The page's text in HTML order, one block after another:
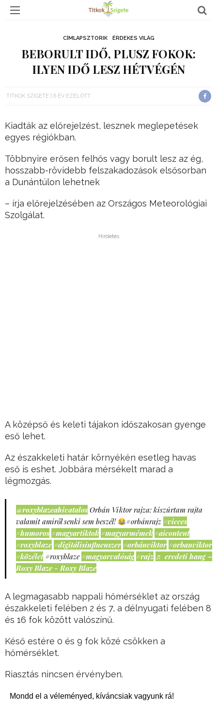
CÍMLAPSZTORIK ÉRDEKES VILÁG
BEBORULT IDŐ, PLUSZ FOKOK:
ILYEN IDŐ LESZ HÉTVÉGÉN
TITKOK SZIGETE 6 ÉV EZELŐTT
Kiadták az előrejelzést, lesznek meglepetések
egyes régiókban.
Többnyire erősen felhős vagy borult lesz az ég,
hosszabb-rövidebb felszakadozások elsősorban
a Dunántúlon lehetnek
– írja előrejelzésében az Országos Meteorológiai
Szolgálat.
Hirdetés
A középső és keleti tájakon időszakosan gyenge
eső lehet.
Az északkeleti határ környékén esetleg havas
eső is eshet. Jobbára mérsékelt marad a
légmozgás.
@roxyblazeahivatalos Orbán Viktor rajza: kiszúrtam rajta
valamit amiről senki sem beszél!
#orbánrajz #vicces
#humoros #magyartiktok #magyarmémek #aicontent
#roxyblaze #digitálisinfluenszer #orbánviktor #orbanviktor
#közélet #roxyblaze #magyarvalóság #rajz ♬ eredeti hang –
Roxy Blaze - Roxy Blaze
A legmagasabb nappali hőmérséklet az ország
északkeleti felében 2 és 7, a délnyugati felében 8
és 16 fok között valószínű.
Késő estére 0 és 9 fok közé csökken a
hőmérséklet.
Riasztás nincsen érvényben.
Mondd el a véleményed, kíváncsiak vagyunk rá!